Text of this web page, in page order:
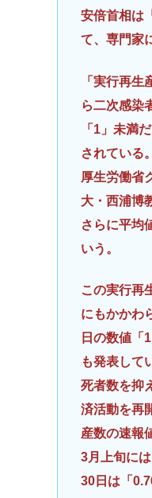
安倍首相は
て、専門家
「実行再
ら二次感染
「1」未満
されている。
厚生労働省
大・西浦博
さらに平均
いう。
この実行再
にもかかわ
日の数値「
も発表して
死者数を抑
済活動を再
産数の速報
3月上旬に
30日は「